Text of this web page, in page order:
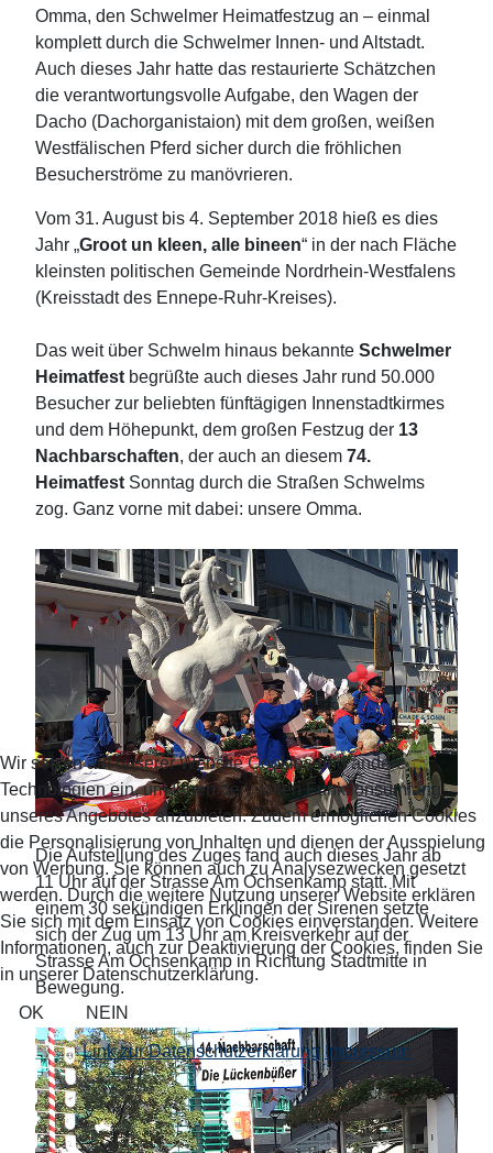
Omma, den Schwelmer Heimatfestzug an – einmal
komplett durch die Schwelmer Innen- und Altstadt.
Auch dieses Jahr hatte das restaurierte Schätzchen
die verantwortungsvolle Aufgabe, den Wagen der
Dacho (Dachorganistaion) mit dem großen, weißen
Westfälischen Pferd sicher durch die fröhlichen
Besucherströme zu manövrieren.
Vom 31. August bis 4. September 2018 hieß es dies
Jahr „Groot un kleen, alle bineen“ in der nach Fläche
kleinsten politischen Gemeinde Nordrhein-Westfalens
(Kreisstadt des Ennepe-Ruhr-Kreises).
Das weit über Schwelm hinaus bekannte Schwelmer
Heimatfest begrüßte auch dieses Jahr rund 50.000
Besucher zur beliebten fünftägigen Innenstadtkirmes
und dem Höhepunkt, dem großen Festzug der 13
Nachbarschaften, der auch an diesem 74.
Heimatfest Sonntag durch die Straßen Schwelms
zog. Ganz vorne mit dabei: unsere Omma.
Die Aufstellung des Zuges fand auch dieses Jahr ab
11 Uhr auf der Strasse Am Ochsenkamp statt. Mit
einem 30 sekündigen Erklingen der Sirenen setzte
sich der Zug um 13 Uhr am Kreisverkehr auf der
Strasse Am Ochsenkamp in Richtung Stadtmitte in
Bewegung.
Wir setzen auf unserer Website Cookies und andere
Technologien ein, um Ihnen den vollen Funktionsumfang
unseres Angebotes anzubieten. Zudem ermöglichen Cookies
die Personalisierung von Inhalten und dienen der Ausspielung
von Werbung. Sie können auch zu Analysezwecken gesetzt
werden. Durch die weitere Nutzung unserer Website erklären
Sie sich mit dem Einsatz von Cookies einverstanden. Weitere
Informationen, auch zur Deaktivierung der Cookies, finden Sie
in unserer Datenschutzerklärung.
OK NEIN
Link zur Datenschutzerklärung Impressum